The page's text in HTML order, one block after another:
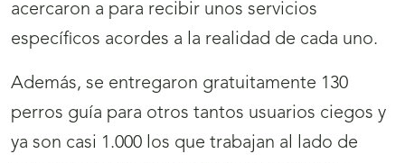
acercaron a para recibir unos servicios
específicos acordes a la realidad de cada uno.
Además, se entregaron gratuitamente 130
perros guía para otros tantos usuarios ciegos y
ya son casi 1.000 los que trabajan al lado de